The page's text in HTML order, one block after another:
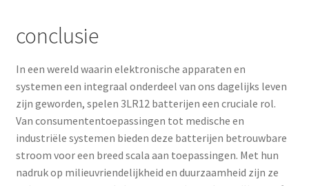
conclusie
In een wereld waarin elektronische apparaten en
systemen een integraal onderdeel van ons dagelijks leven
zijn geworden, spelen 3LR12 batterijen een cruciale rol.
Van consumententoepassingen tot medische en
industriële systemen bieden deze batterijen betrouwbare
stroom voor een breed scala aan toepassingen. Met hun
nadruk op milieuvriendelijkheid en duurzaamheid zijn ze